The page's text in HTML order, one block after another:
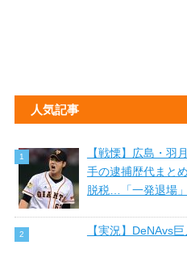
人気記事
【戦慄】広島・羽
手の逮捕歴代まと
脱税…「一発退場
【実況】DeNAvs